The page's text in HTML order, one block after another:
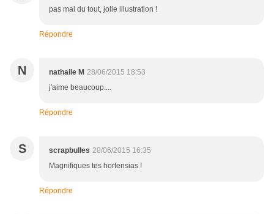
pas mal du tout, jolie illustration !
Répondre
N nathalie M 28/06/2015 18:53
j'aime beaucoup....
Répondre
S scrapbulles 28/06/2015 16:35
Magnifiques tes hortensias !
Répondre